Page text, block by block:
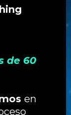
de 60
en